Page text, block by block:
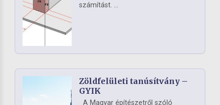
számítást. ...
Zöldfelületi tanúsítvány –
GYIK
A Magyar építészetről szóló